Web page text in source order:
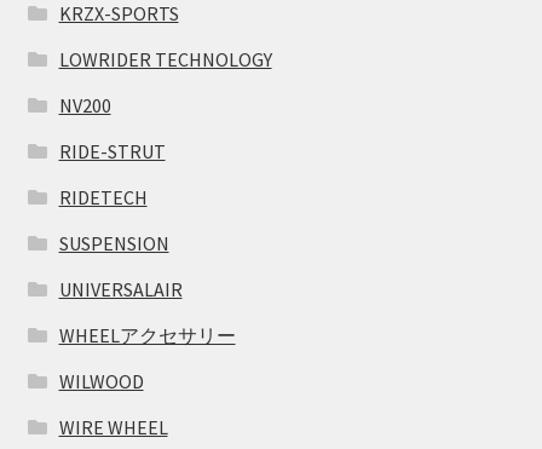
KRZX-SPORTS
LOWRIDER TECHNOLOGY
NV200
RIDE-STRUT
RIDETECH
SUSPENSION
UNIVERSALAIR
WHEELアクセサリー
WILWOOD
WIRE WHEEL